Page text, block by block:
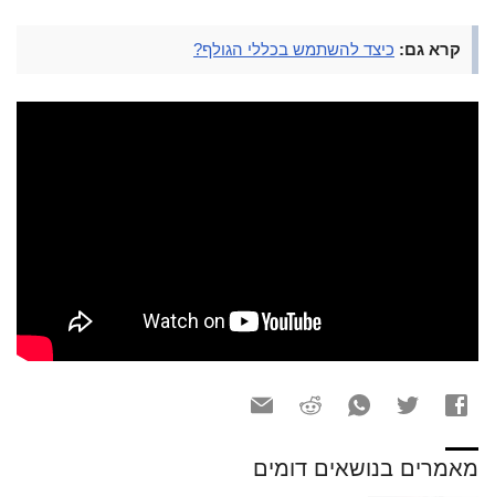
קרא גם: כיצד להשתמש בכללי הגולף?
מאמרים בנושאים דומים